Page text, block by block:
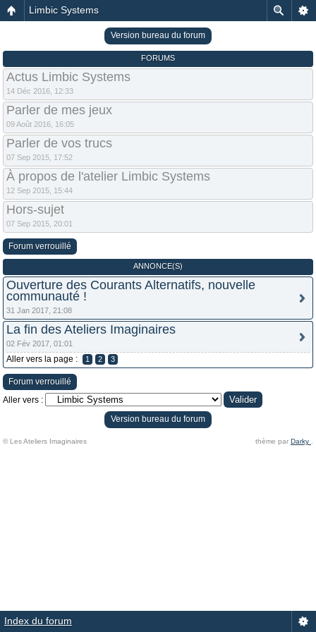
Limbic Systems
Version bureau du forum
FORUMS
Actus Limbic Systems
14 Déc 2016, 12:33
Parler de mes jeux
09 Août 2016, 16:05
Parler de vos trucs
07 Sep 2015, 17:52
À propos de l'atelier Limbic Systems
12 Sep 2015, 15:44
Hors-sujet
07 Sep 2015, 20:01
Forum verrouillé
ANNONCE(S)
Ouverture des Courants Alternatifs, nouvelle
communauté !
31 Jan 2017, 21:08
La fin des Ateliers Imaginaires
02 Fév 2017, 01:01
Aller vers la page : 1 2 3
Forum verrouillé
Aller vers :
Version bureau du forum
© Les Ateliers Imaginaires thème par Darky
Index du forum